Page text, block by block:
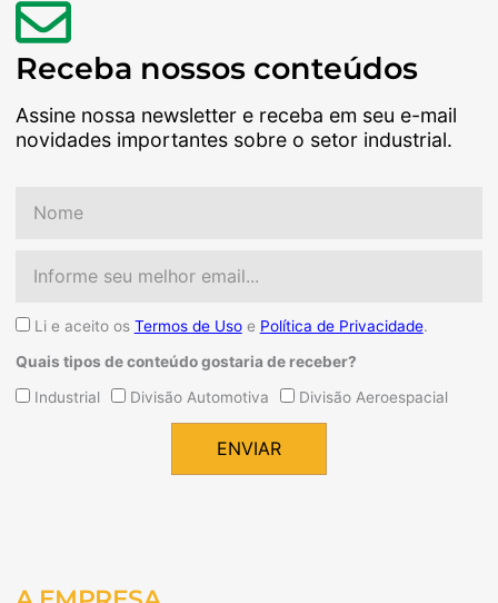
Receba nossos conteúdos
Assine nossa newsletter e receba em seu e-mail
novidades importantes sobre o setor industrial.
AceiteLi e aceito os Termos de Usoe Política de Privacidade.
Quais tipos de conteúdo gostaria de receber?
QuaisIndustrial Divisão Automotiva Divisão Aeroespacial
ENVIAR